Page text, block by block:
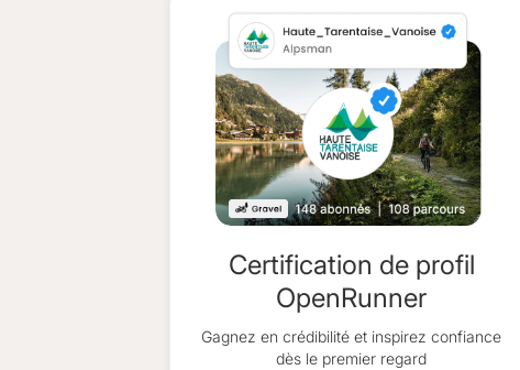
Certification de profil
OpenRunner
Gagnez en crédibilité et inspirez confiance
dès le premier regard